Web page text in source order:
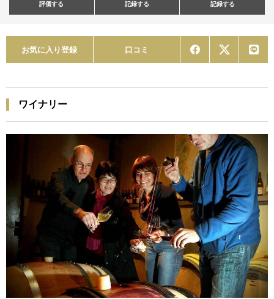
評価する
記録する
記録する
お気に入り登録 口コミ
ワイナリー